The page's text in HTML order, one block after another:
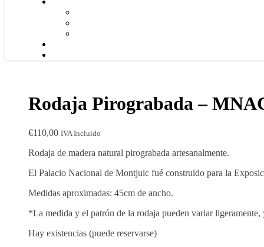
Rodaja Pirograbada –
€110,00 IVA Incluido
Rodaja de madera natural pirograbada artesanalmente.
El Palacio Nacional de Montjuic fué construido para la
Medidas aproximadas: 45cm de ancho.
*La medida y el patrón de la rodaja pueden variar ligeramente,
Hay existencias (puede reservarse)